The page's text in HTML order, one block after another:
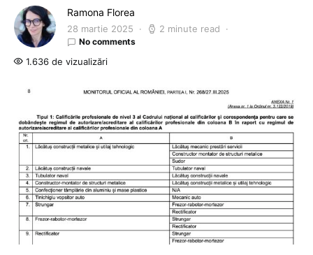
Ramona Florea
28 martie 2025 2 minute read
No comments
1.636 de vizualizări